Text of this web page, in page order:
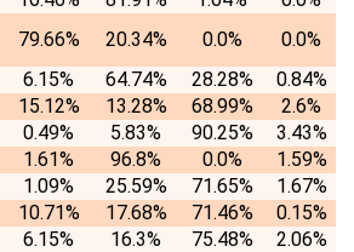
79.66% 20.34% 0.0%
0.0%
6.15% 64.74% 28.28%
0.84%
15.12% 13.28% 68.99%
2.6%
0.49% 5.83% 90.25%
3.43%
1.61% 96.8% 0.0%
1.59%
1.09% 25.59% 71.65%
1.67%
10.71% 17.68% 71.46%
0.15%
6.15% 16.3% 75.48%
2.06%